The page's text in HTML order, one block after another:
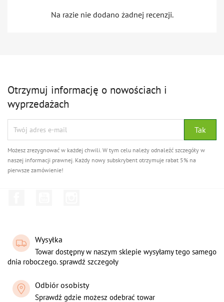
Na razie nie dodano żadnej recenzji.
Otrzymuj informację o nowościach i
wyprzedażach
Możesz zrezygnować w każdej chwili. W tym celu należy odnaleźć szczegóły w
naszej informacji prawnej. Każdy nowy subskrybent otrzymuje rabat 5% na
pierwsze zamówienie!
Wysyłka
Towar dostępny w naszym sklepie wysyłamy tego samego
dnia roboczego. sprawdź szczegoły
Odbiór osobisty
Sprawdź gdzie możesz odebrać towar